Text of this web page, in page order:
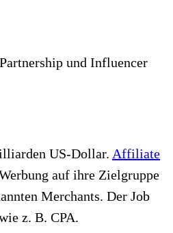
und Influencer
US-Dollar. Affiliate
auf ihre Zielgruppe
Merchants. Der Job
z. B. CPA.